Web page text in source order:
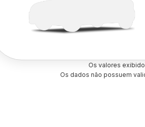
Os valores
Os dados não possuem